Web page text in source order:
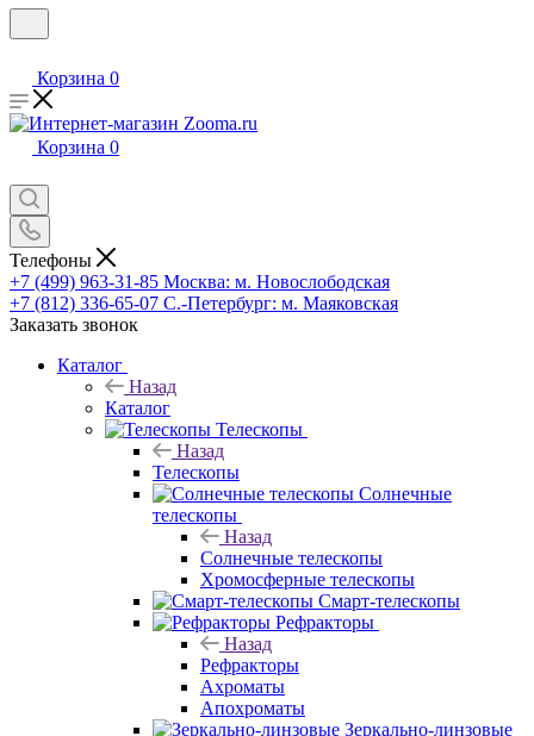
Корзина 0
Корзина 0
Телефоны
+7 (499) 963-31-85 Москва: м. Новослободская
+7 (812) 336-65-07 С.-Петербург: м. Маяковская
Заказать звонок
Каталог
Назад
Каталог
Телескопы
Назад
Телескопы
Солнечные
телескопы
Назад
Солнечные телескопы
Хромосферные телескопы
Смарт-телескопы
Рефракторы
Назад
Рефракторы
Ахроматы
Апохроматы
Зеркально-линзовые